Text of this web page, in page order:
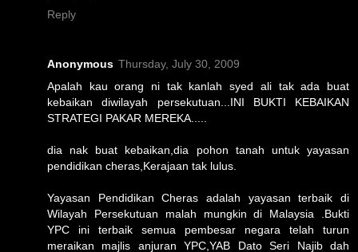
Reply
Anonymous Thursday, July 30, 2009
Apalah kau orang ni tak kanlah syed ali tak ada buat
kebaikan diwilayah persekutuan...INI BUKTI KEBAIKAN
STRATEGI PAKAR MEREKA.....
dia nak buat kebaikan,dia pohon tanah untuk yayasan
pendidikan cheras,Kerajaan tak lulus.
Yayasan Pendidikan Cheras adalah yayasan terbaik di
Wilayah Persekutuan malah mungkin di Malaysia .Bukti
YPC ini terbaik semua pembesar negara telah turun
meraikan majlis anjuran YPC,YAB Dato Seri Najib dah